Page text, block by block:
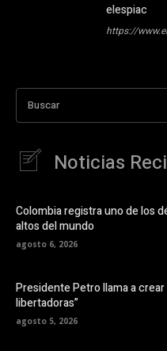
elespiac
https://
Buscar
Noticias
Colombia registra uno de los
altos del mundo
agosto 6, 2026
Presidente Petro llama a crear
libertadoras”
agosto 5, 2026